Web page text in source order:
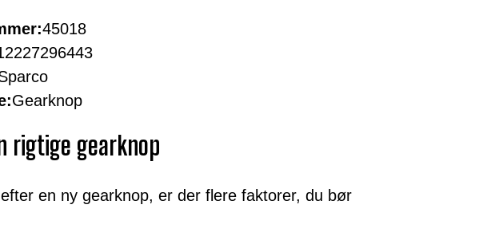
45018
Gearknop
rigtige gearknop
en ny gearknop, er der flere faktorer, du bør